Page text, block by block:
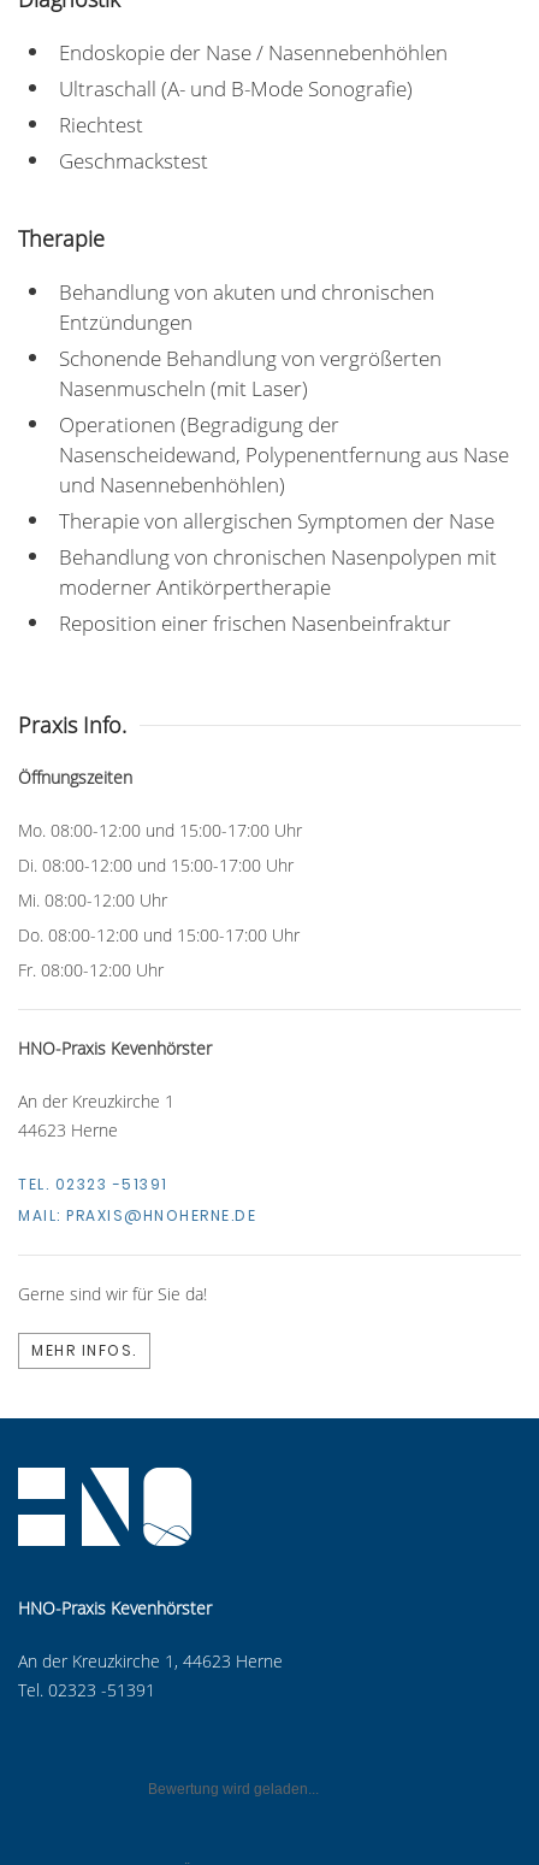
Endoskopie der Nase / Nasennebenhöhlen
Ultraschall (A- und B-Mode Sonografie)
Riechtest
Geschmackstest
Therapie
Behandlung von akuten und chronischen
Entzündungen
Schonende Behandlung von vergrößerten
Nasenmuscheln (mit Laser)
Operationen (Begradigung der
Nasenscheidewand, Polypenentfernung aus Nase
und Nasennebenhöhlen)
Therapie von allergischen Symptomen der Nase
Behandlung von chronischen Nasenpolypen mit
moderner Antikörpertherapie
Reposition einer frischen Nasenbeinfraktur
Praxis Info.
Öffnungszeiten
Mo. 08:00-12:00 und 15:00-17:00 Uhr
Di. 08:00-12:00 und 15:00-17:00 Uhr
Mi. 08:00-12:00 Uhr
Do. 08:00-12:00 und 15:00-17:00 Uhr
Fr. 08:00-12:00 Uhr
HNO-Praxis Kevenhörster
An der Kreuzkirche 1
44623 Herne
TEL. 02323 -51391
MAIL: PRAXIS@HNOHERNE.DE
Gerne sind wir für Sie da!
MEHR INFOS.
HNO-Praxis Kevenhörster
An der Kreuzkirche 1, 44623 Herne
Tel. 02323 -51391
Bewertung wird geladen...